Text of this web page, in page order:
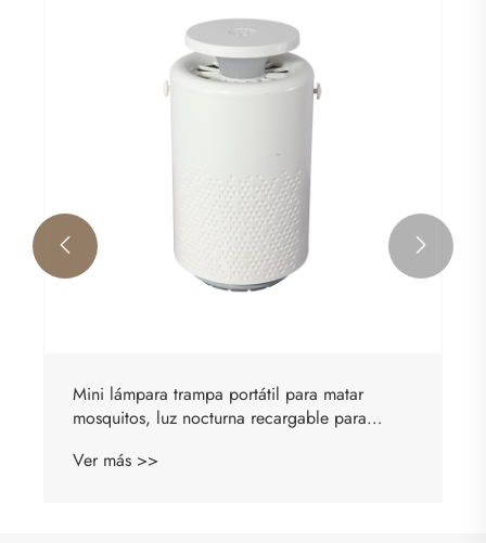
Mini lámpara trampa portátil para matar
mosquitos, luz nocturna recargable para
Ver más >>
 